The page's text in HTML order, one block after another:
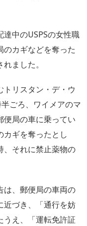
中のUSPSの女性職
のカギなどを奪った
ました。
トリスタン・デ・ウ
ごろ、ワイメアのマ
便局の車に乗ってい
カギを奪ったとし
、それに禁止薬物の
は、郵便局の車両の
近づき、「通行を妨
うえ、「運転免許証